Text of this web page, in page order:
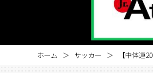
ホーム サッカー 【中体連